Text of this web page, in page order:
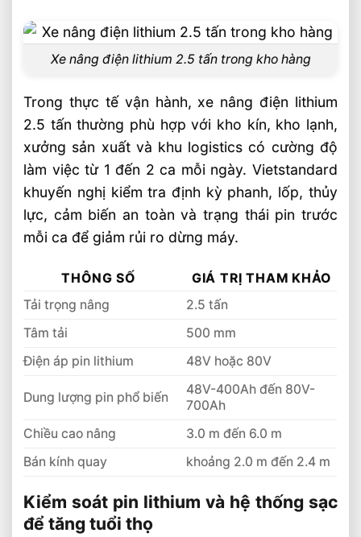
Xe nâng điện lithium 2.5 tấn cần lưu ý gì
hay xe nâng dầu?
Video: Những Lưu Ý Khi Sử Dụng Xe Nâng
Điện Lithium 2.5 Tấn
Sản phẩm đề xuất
Liên hệ mua sản phẩm
Bài Viết Liên Quan
Trường Làm Việc Phù Hợp
Chọn Tải Trọng Xe Nâng Điện Theo
Hợp Từng Ứng Dụng
Chọn Xe Nâng Điện Phù Hợp Theo Từng
Loại Pallet Tối Ưu Nhất
Chọn Xe Nâng Điện Phù Hợp Theo Chiều
Cao Kệ Hàng Chuẩn Nhất
Chọn Tối Ưu Cho Logistics
Xe Nâng Dầu 3.5 Tấn Động Cơ Isuzu Có
Xe nâng điện lithium 2.5 tấn trong kho hàng
Trong thực tế vận hành, xe nâng điện lithium
2.5 tấn thường phù hợp với kho kín, kho lạnh,
xưởng sản xuất và khu logistics có cường độ
làm việc từ 1 đến 2 ca mỗi ngày. Vietstandard
khuyến nghị kiểm tra định kỳ phanh, lốp, thủy
lực, cảm biến an toàn và trạng thái pin trước
mỗi ca để giảm rủi ro dừng máy.
THÔNG SỐ
GIÁ TRỊ THAM KHẢO
Tải trọng nâng
2.5 tấn
Tâm tải
500 mm
Điện áp pin lithium
48V hoặc 80V
Dung lượng pin phổ biến
48V-400Ah đến 80V-
700Ah
Chiều cao nâng
3.0 m đến 6.0 m
Bán kính quay
khoảng 2.0 m đến 2.4 m
Kiểm soát pin lithium và hệ thống sạc
để tăng tuổi thọ